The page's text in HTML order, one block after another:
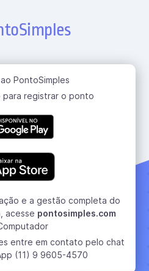
PontoSimples
para registrar o ponto
e a gestão completa do
acesse pontosimples.com
entre em contato pelo chat
(11) 9 9605-4570